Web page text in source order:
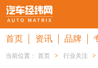
首页 资讯 品牌
当前位置：首页 > 行业关注 >